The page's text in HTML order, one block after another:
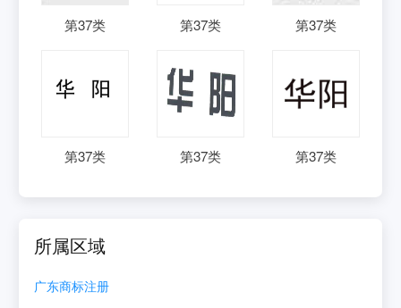
第37类 第37类 第37类
第37类 第37类 第37类
所属区域
广东商标注册